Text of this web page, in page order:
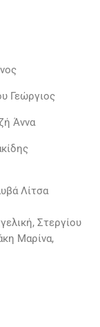
Γεώργιος
Άννα
Λίτσα
Στεργίου
Μαρίνα,